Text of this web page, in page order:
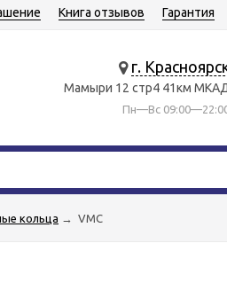
Книга отзывов Гарантия
г.
Мамыри 12 стр4 41км
Пн—Вс
кольца → VMC